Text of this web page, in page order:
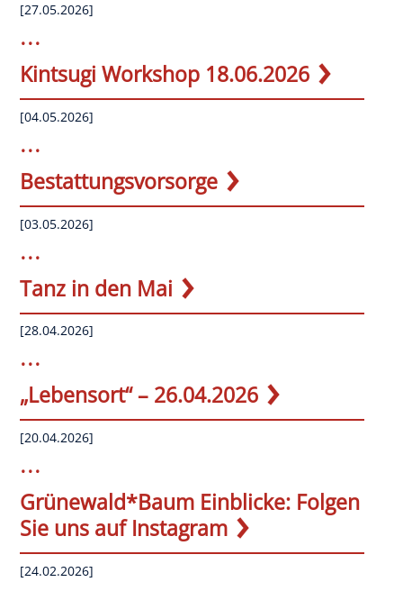
[27.05.2026]
...
Kintsugi Workshop 18.06.2026
[04.05.2026]
...
Bestattungsvorsorge
[03.05.2026]
...
Tanz in den Mai
[28.04.2026]
...
„Lebensort“ – 26.04.2026
[20.04.2026]
...
Grünewald*Baum Einblicke: Folgen
Sie uns auf Instagram
[24.02.2026]